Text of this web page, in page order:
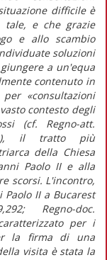
difficile è
tale, e che grazie
e allo scambio
soluzioni
a un'equa
contenuto in
«consultazioni
contesto degli
(cf. Regno-att.
il tratto più
della Chiesa
Paolo II e alla
scorsi. L'incontro,
II a Bucarest
Regno-doc.
per i
la firma di una
visita è stata la